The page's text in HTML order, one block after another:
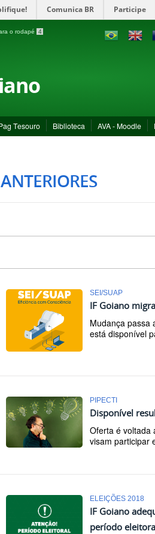
Comunica BR Participe
o rodapé 4
Tesouro Biblioteca AVA - Moodle
SEI/SUAP
IF Goiano
Mudança passa
está disponível
PIPECTI
Disponível
Oferta é voltada
visam participar
ELEIÇÕES 2018
IF Goiano
período